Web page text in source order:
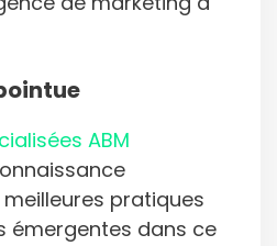
ABM
pratiques
émergentes dans ce